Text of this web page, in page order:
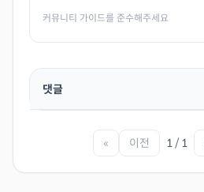
커뮤니티 가이드를 준수해주세요
댓글
« 이전 1 / 1